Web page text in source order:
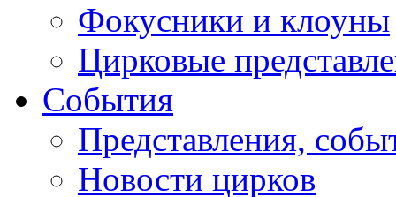
Фокусники и клоуны
Цирковые
События
Представления,
Новости цирков